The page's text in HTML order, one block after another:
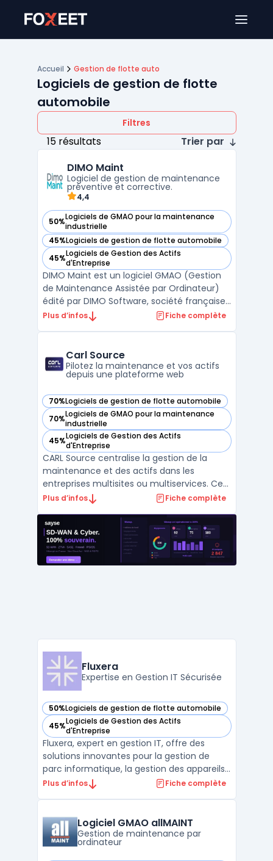
Accueil Gestion de flotte auto
Logiciels de gestion de flotte
automobile
Filtres
15 résultats
Trier par
DIMO Maint
Logiciel de gestion de maintenance
préventive et corrective.
4,4
50%Logiciels de GMAO pour la maintenance
industrielle
— voir DIMO Maint dans cette catégorie
45%Logiciels de gestion de flotte automobile
— voir DIMO Maint dans cette catégorie
45%Logiciels de Gestion des Actifs
d'Entreprise
— voir DIMO Maint dans cette catégorie
DIMO Maint est un logiciel GMAO (Gestion
de Maintenance Assistée par Ordinateur)
édité par DIMO Software, société française
fondée en 1993 à Échirolles, en Isère. C'est le
selon Google Keyword Planner, devant IBM
Maximo (480/m ...
Plus d’infos Fiche complète
Carl Source
Pilotez la maintenance et vos actifs
depuis une plateforme web
70%Logiciels de gestion de flotte automobile
— voir Carl Source dans cette catégorie
70%Logiciels de GMAO pour la maintenance
industrielle
— voir Carl Source dans cette catégorie
45%Logiciels de Gestion des Actifs
d'Entreprise
— voir Carl Source dans cette catégorie
CARL Source centralise la gestion de la
maintenance et des actifs dans les
entreprises multisites ou multiservices. Ce
CMMS web natif assure un suivi des
vie des équipements pour les responsables
maintenance, exploitants immobiliers,
services industriels ...
Plus d’infos Fiche complète
Fluxera
Expertise en Gestion IT Sécurisée
50%Logiciels de gestion de flotte automobile
— voir Fluxera dans cette catégorie
45%Logiciels de Gestion des Actifs
d'Entreprise
— voir Fluxera dans cette catégorie
Fluxera, expert en gestion IT, offre des
solutions innovantes pour la gestion de
parc informatique, la gestion des appareils
mobiles (MDM) et la gestion des actifs
renouvellement des équipements, assurant
une gestion effica ...
Plus d’infos Fiche complète
Logiciel GMAO allMAINT
Gestion de maintenance par
ordinateur